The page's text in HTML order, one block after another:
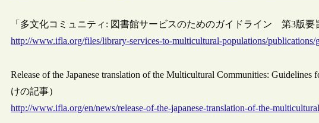
「多文化コミュニティ: 図書館サービスのためのガイドライン 第3版要
http://www.ifla.org/files/library-services-to-multicultural-populations/
Release of the Japanese translation of the Multicultural Communities:
けの記事）
http://www.ifla.org/en/news/release-of-the-japanese-translation-of-the-